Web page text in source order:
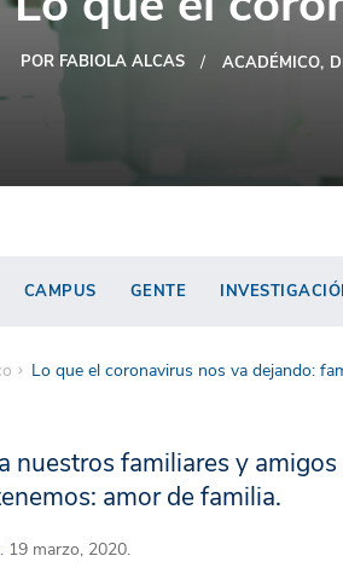
POR FABIOLA ALCAS ACADÉMICO
CAMPUS GENTE
Lo que el coronavirus nos va dejando:
nuestros familiares y
amor de familia.
. 19 marzo, 2020.